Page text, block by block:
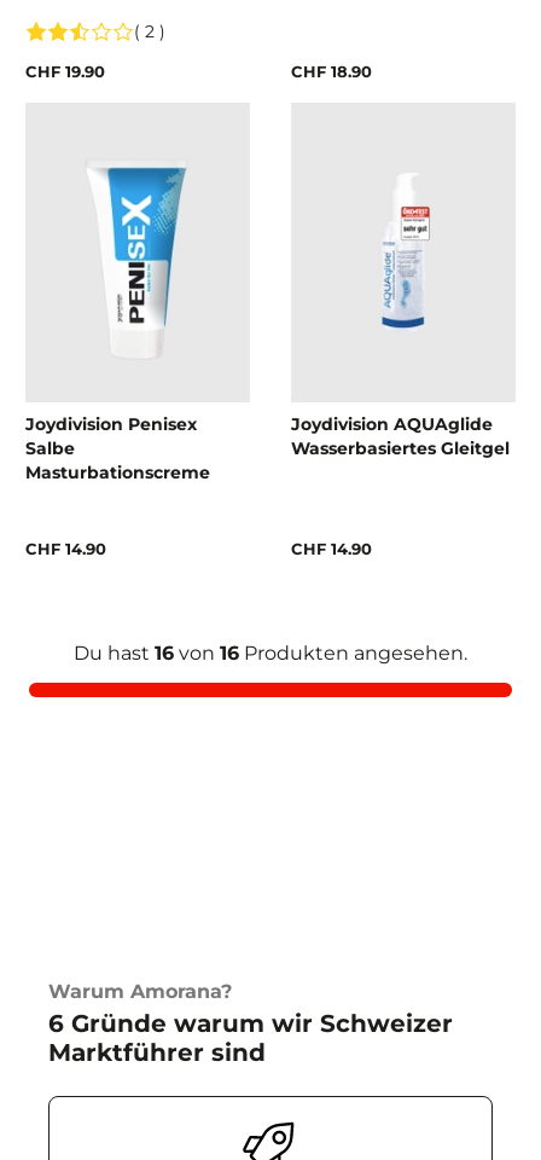
( 2 )
CHF 19.90 CHF 18.90
Joydivision Penisex
Salbe
Masturbationscreme
CHF 14.90
Joydivision AQUAglide
Wasserbasiertes Gleitgel
CHF 14.90
Du hast 16 von 16 Produkten angesehen.
Warum Amorana?
6 Gründe warum wir Schweizer
Marktführer sind